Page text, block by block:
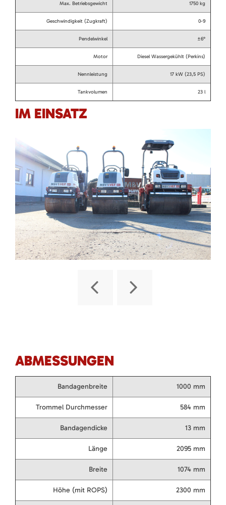
Max. Betriebsgewicht 1750 kg
Geschwindigkeit (Zugkraft) 0-9
Pendelwinkel ±6°
Motor Diesel Wassergekühlt (Perkins)
Nennleistung 17 kW (23,5 PS)
Tankvolumen 23 l
IM EINSATZ
ABMESSUNGEN
Bandagenbreite 1000 mm
Trommel Durchmesser 584 mm
Bandagendicke 13 mm
Länge 2095 mm
Breite 1074 mm
Höhe (mit ROPS) 2300 mm